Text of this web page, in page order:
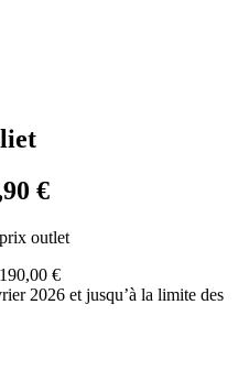
€
outlet
€
2026 et jusqu’à la limite des